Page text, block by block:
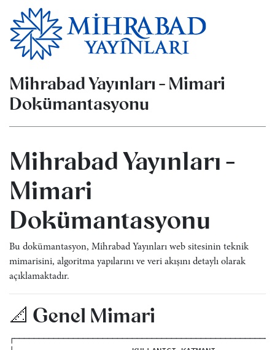
Mihrabad Yayınları - Mimari
Dokümantasyonu
Mihrabad Yayınları -
Mimari
Dokümantasyonu
Bu dokümantasyon, Mihrabad Yayınları web sitesinin teknik
mimarisini, algoritma yapılarını ve veri akışını detaylı olarak
açıklamaktadır.
📐 Genel Mimari